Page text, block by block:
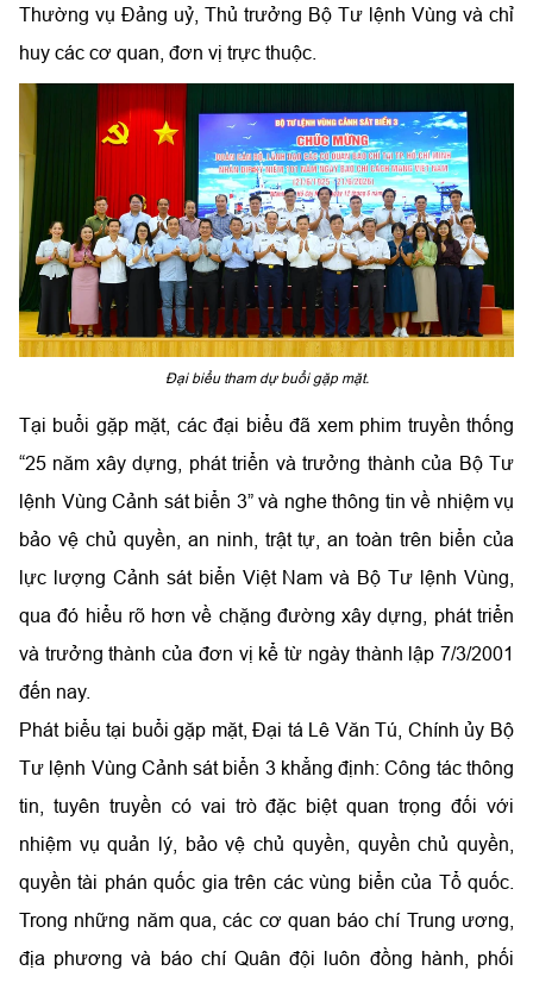
Thường vụ Đảng uỷ, Thủ trưởng Bộ Tư lệnh Vùng và chỉ
huy các cơ quan, đơn vị trực thuộc.
Đại biểu tham dự buổi gặp mặt.
Tại buổi gặp mặt, các đại biểu đã xem phim truyền thống
“25 năm xây dựng, phát triển và trưởng thành của Bộ Tư
lệnh Vùng Cảnh sát biển 3” và nghe thông tin về nhiệm vụ
bảo vệ chủ quyền, an ninh, trật tự, an toàn trên biển của
lực lượng Cảnh sát biển Việt Nam và Bộ Tư lệnh Vùng,
qua đó hiểu rõ hơn về chặng đường xây dựng, phát triển
và trưởng thành của đơn vị kể từ ngày thành lập 7/3/2001
đến nay.
Phát biểu tại buổi gặp mặt, Đại tá Lê Văn Tú, Chính ủy Bộ
Tư lệnh Vùng Cảnh sát biển 3 khẳng định: Công tác thông
tin, tuyên truyền có vai trò đặc biệt quan trọng đối với
nhiệm vụ quản lý, bảo vệ chủ quyền, quyền chủ quyền,
quyền tài phán quốc gia trên các vùng biển của Tổ quốc.
Trong những năm qua, các cơ quan báo chí Trung ương,
địa phương và báo chí Quân đội luôn đồng hành, phối